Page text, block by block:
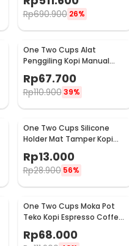
- 600N
Rp690.900 26%
One Two Cups Alat
Penggiling Kopi Manual
Coffee Grinder Adjustable
- CF4146
Rp67.700
Rp110.900 39%
One Two Cups Silicone
Holder Mat Tamper Kopi
Espresso Barista - 0310
Rp13.000
Rp28.900 56%
One Two Cups Moka Pot
Teko Kopi Espresso Coffee
Maker Stovetop 4 Cup
200ml - Z21
Rp68.000